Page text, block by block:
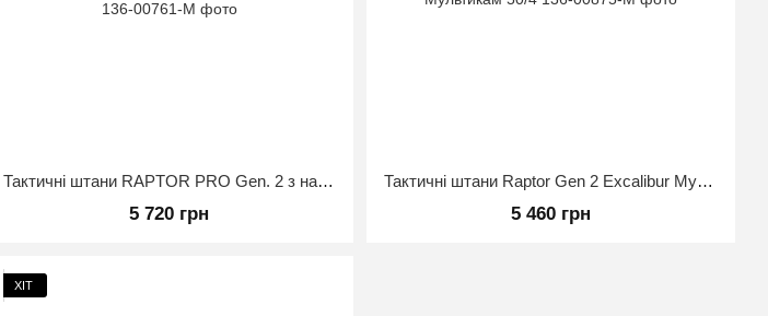
Тактичні штани RAPTOR PRO Gen. 2 з наколінниками (вогнетривкі) Мультикам 50/4
5 720 грн
Тактичні штани Raptor Gen 2 Excalibur Мультикам 50/4
5 460 грн
ХІТ